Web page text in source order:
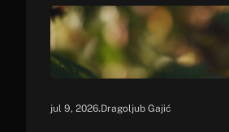
jul 9, 2026.Dragoljub Gajić